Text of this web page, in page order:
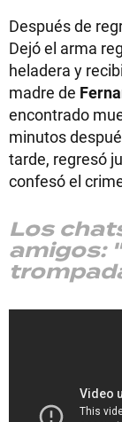
Después de
Dejó el arma
heladera y
madre de
encontrado
minutos
tarde, regresó
confesó el
Los
amigos: